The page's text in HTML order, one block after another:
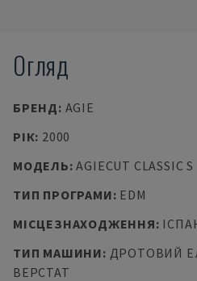
Огляд
БРЕНД: AGIE
РІК: 2000
МОДЕЛЬ:AGIECUT CLASSIC S
ТИП ПРОГРАМИ: EDM
МІСЦЕЗНАХОДЖЕННЯ:
ТИП МАШИНИ: ДРОТОВИЙ
ВЕРСТАТ